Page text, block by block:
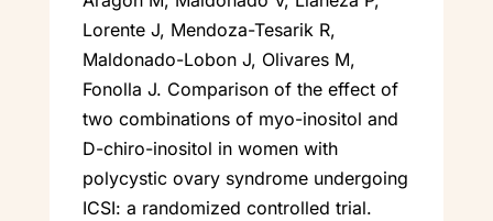
Lorente J, Mendoza-Tesarik R,
Maldonado-Lobon J, Olivares M,
Fonolla J. Comparison of the effect of
two combinations of myo-inositol and
D-chiro-inositol in women with
polycystic ovary syndrome undergoing
ICSI: a randomized controlled trial.